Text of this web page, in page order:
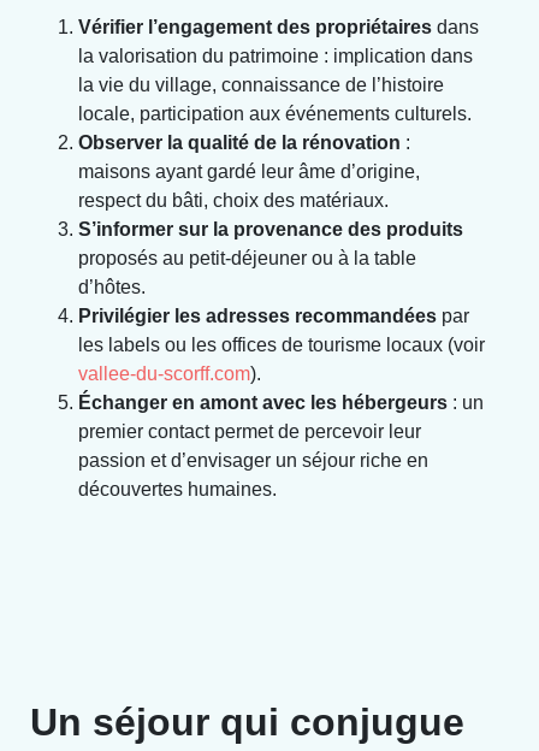
Vérifier l’engagement des propriétaires dans
la valorisation du patrimoine : implication dans
la vie du village, connaissance de l’histoire
locale, participation aux événements culturels.
Observer la qualité de la rénovation :
maisons ayant gardé leur âme d’origine,
respect du bâti, choix des matériaux.
S’informer sur la provenance des produits
proposés au petit-déjeuner ou à la table
d’hôtes.
Privilégier les adresses recommandées par
les labels ou les offices de tourisme locaux (voir
vallee-du-scorff.com).
Échanger en amont avec les hébergeurs : un
premier contact permet de percevoir leur
passion et d’envisager un séjour riche en
découvertes humaines.
Un séjour qui conjugue